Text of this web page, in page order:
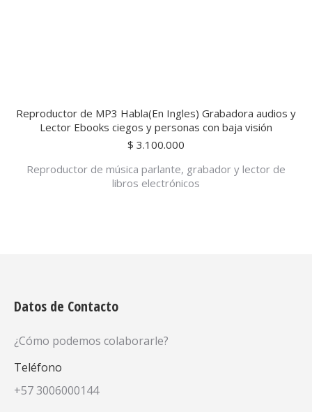
Reproductor de MP3 Habla(En Ingles) Grabadora audios y
Lector Ebooks ciegos y personas con baja visión
$ 3.100.000
Reproductor de música parlante, grabador y lector de
libros electrónicos
Datos de Contacto
¿Cómo podemos colaborarle?
Teléfono
+57 3006000144